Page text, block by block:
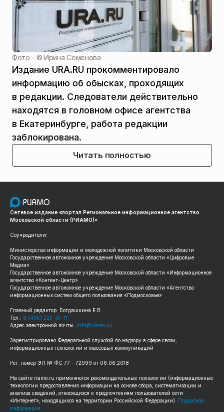
Фото - ©Ирина Семенова
Издание URA.RU прокомментировало
информацию об обысках, проходящих
в редакции. Следователи действительно
находятся в головном офисе агентства
в Екатеринбурге, работа редакции
заблокирована.
Читать полностью
Сетевое издание «портал Региональное информационное агентство
Московской области (РИАМО)»
Соучредители:
Министерство информации и молодежной политики Московской области
Государственное автономное учреждение Московской области «Цифровые
Медиа»
Государственное автономное учреждение Московской области «Информационное
агентство «Контент-Центр»
Государственное автономное учреждение Московской области «Агентство
информационных систем общего пользования «Подмосковье»
Главный редактор: Богдашкина Е.В.
Тел.: 8 (495) 223-35-11
Адрес электронной почты: info@riamo.ru
Зарегистрировано Федеральной службой по надзору в сфере связи,
информационных технологий и массовых коммуникаций
Рег. номер ЭЛ № ФС 77 – 72999 от 06.06.2018
На сайте riamo.ru применяются рекомендательные технологии (информационные
технологии предоставления информации на основе сбора, систематизации и
анализа сведений, относящихся к предпочтениям пользователей сети
«Интернет», находящихся на территории Российской Федерации). Подробная
информация